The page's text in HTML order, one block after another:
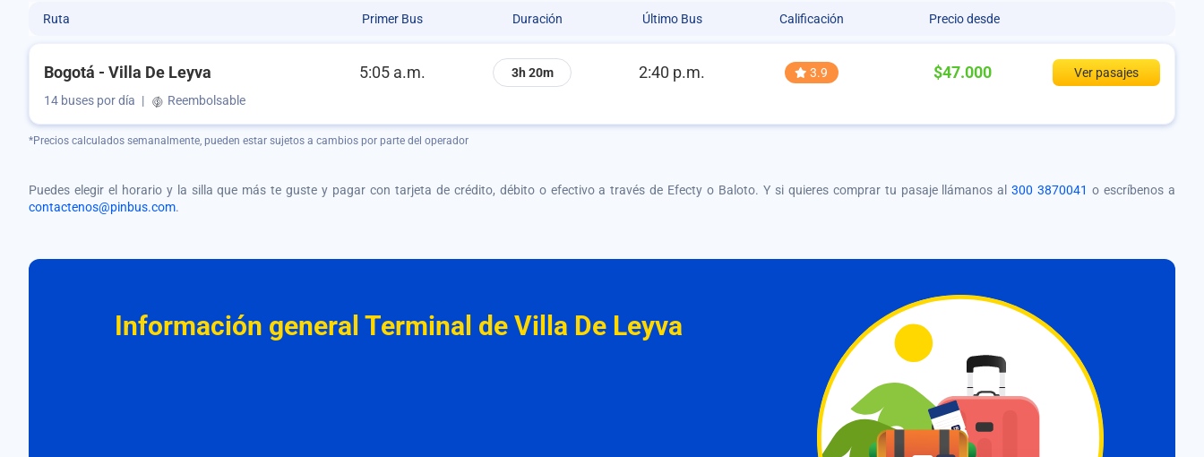
Ruta Primer Bus Duración Último Bus Calificación Precio desde
Bogotá - Villa De Leyva 5:05 a.m. 3h 20m 2:40 p.m. 3.9 $47.000
Ver pasajes
14 buses por día | Reembolsable
*Precios calculados semanalmente, pueden estar sujetos a cambios por parte del operador
Puedes elegir el horario y la silla que más te guste y pagar con tarjeta de crédito, débito o efectivo a través de Efecty o Baloto. Y si quieres comprar tu pasaje llámanos al300 3870041 o escríbenos a
contactenos@pinbus.com.
Información general Terminal de Villa De Leyva